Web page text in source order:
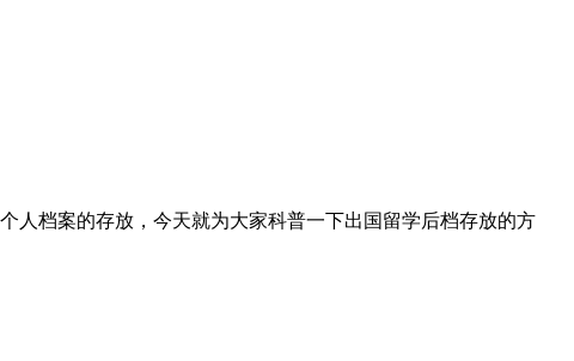
人档案的存放，今天就为大家科普一下出国留学后档存放的方